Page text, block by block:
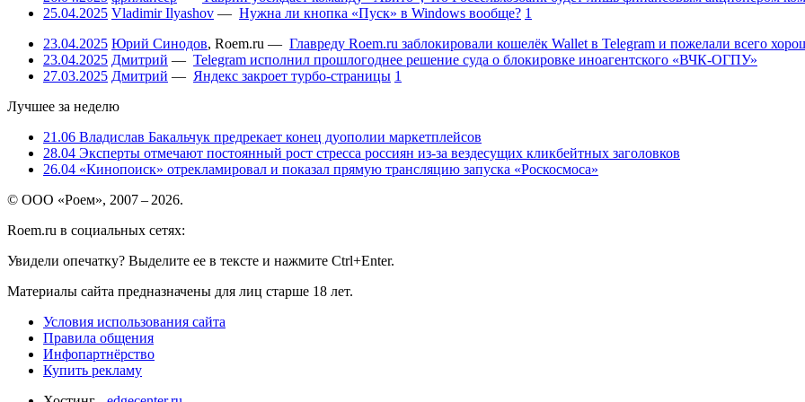
25.04.2025 Vladimir Ilyashov — Нужна ли кнопка «Пуск» в Windows вообще? 1
23.04.2025 Юрий Синодов, Roem.ru — Главреду Roem.ru заблокировали кошелёк Wallet в Telegram и пожелали всего
23.04.2025 Дмитрий — Telegram исполнил прошлогоднее решение суда о блокировке иноагентского «ВЧК-ОГПУ»
27.03.2025 Дмитрий — Яндекс закроет турбо-страницы 1
Лучшее за неделю
21.06 Владислав Бакальчук предрекает конец дуополии маркетплейсов
28.04 Эксперты отмечают постоянный рост стресса россиян из-за вездесущих кликбейтных заголовков
26.04 «Кинопоиск» отрекламировал и показал прямую трансляцию запуска «Роскосмоса»
© ООО «Роем», 2007 – 2026.
Roem.ru в социальных сетях:
Увидели опечатку? Выделите ее в тексте и нажмите Ctrl+Enter.
Материалы сайта предназначены для лиц старше 18 лет.
Условия использования сайта
Правила общения
Инфопартнёрство
Купить рекламу